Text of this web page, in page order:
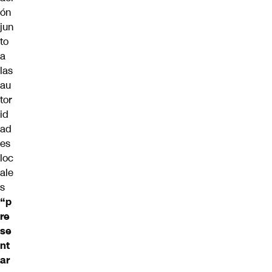
ón
jun
to
a
las
au
tor
id
ad
es
loc
ale
s
“p
re
se
nt
ar